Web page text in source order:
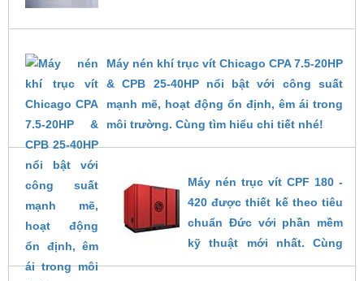
Máy nén khí trục vít Chicago CPA 7.5-20HP
& CPB 25-40HP nổi bật với công suất
mạnh mẽ, hoạt động ổn định, êm ái trong
môi trường. Cùng tìm hiểu chi tiết nhé!
Máy nén trục vít CPF 180 -
420 được thiết kế theo tiêu
chuẩn Đức với phần mềm
kỹ thuật mới nhất. Cùng
khám phá chi tiết về máy